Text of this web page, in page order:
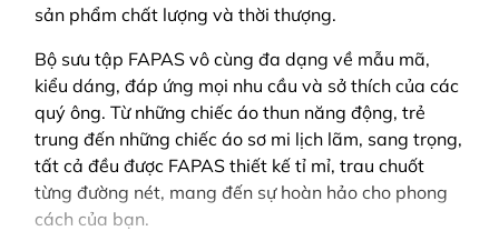
sản phẩm chất lượng và thời thượng.
Bộ sưu tập FAPAS vô cùng đa dạng về mẫu mã,
kiểu dáng, đáp ứng mọi nhu cầu và sở thích của các
quý ông. Từ những chiếc áo thun năng động, trẻ
trung đến những chiếc áo sơ mi lịch lãm, sang trọng,
tất cả đều được FAPAS thiết kế tỉ mỉ, trau chuốt
từng đường nét, mang đến sự hoàn hảo cho phong
cách của bạn.